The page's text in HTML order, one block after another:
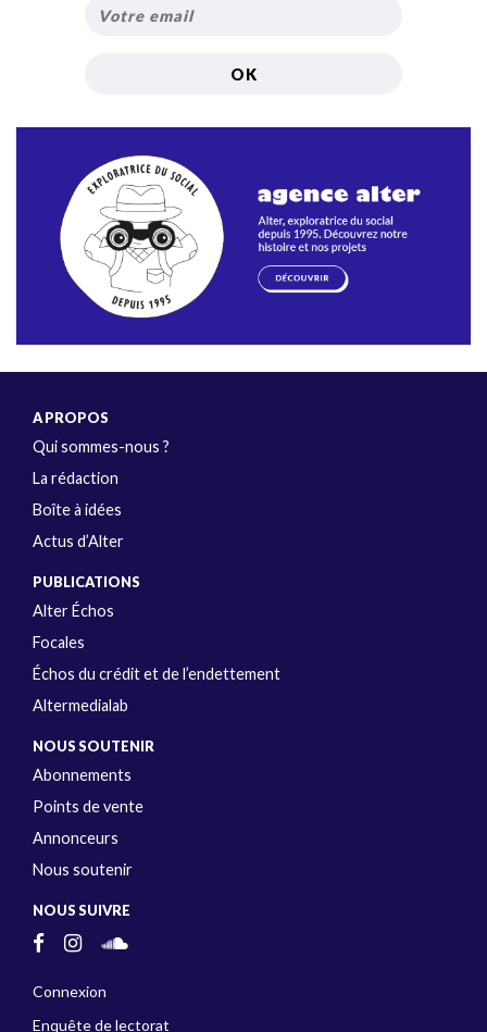
A PROPOS
Qui sommes-nous ?
La rédaction
Boîte à idées
Actus d’Alter
PUBLICATIONS
Alter Échos
Focales
Échos du crédit et de l’endettement
Altermedialab
NOUS SOUTENIR
Abonnements
Points de vente
Annonceurs
Nous soutenir
NOUS SUIVRE
Connexion
Enquête de lectorat